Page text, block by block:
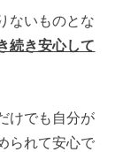
ないものとな
続き安心して
けでも自分が
られて安心で